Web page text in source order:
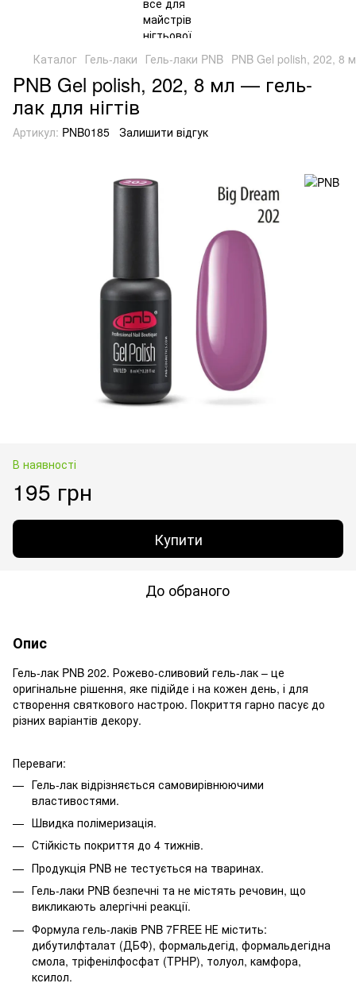
Каталог Гель-лаки Гель-лаки PNB PNB Gel polish, 202, 8
PNB Gel polish, 202, 8 мл — гель-
лак для нігтів
Артикул: PNB0185 Залишити відгук
В наявності
195 грн
Купити
До обраного
Опис
Гель-лак PNB 202. Рожево-сливовий гель-лак – це
оригінальне рішення, яке підійде і на кожен день, і для
створення святкового настрою. Покриття гарно пасує до
різних варіантів декору.
Переваги:
Гель-лак відрізняється самовирівнюючими
властивостями.
Швидка полімеризація.
Стійкість покриття до 4 тижнів.
Продукція PNB не тестується на тваринах.
Гель-лаки PNB безпечні та не містять речовин, що
викликають алергічні реакції.
Формула гель-лаків PNB 7FREE НЕ містить:
дибутилфталат (ДБФ), формальдегід, формальдегідна
смола, тріфенілфосфат (TPHP), толуол, камфора,
ксилол.